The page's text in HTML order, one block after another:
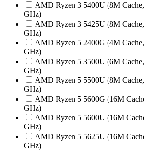
AMD Ryzen 3 5400U (8M
GHz)
AMD Ryzen 3 5425U (8M
GHz)
AMD Ryzen 5 2400G (4M
GHz)
AMD Ryzen 5 3500U (6M
GHz)
AMD Ryzen 5 5500U (8M
GHz)
AMD Ryzen 5 5600G (16M
GHz)
AMD Ryzen 5 5600U (16M
GHz)
AMD Ryzen 5 5625U (16M
GHz)